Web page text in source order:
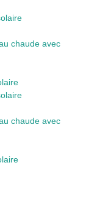
chaude avec
chaude avec